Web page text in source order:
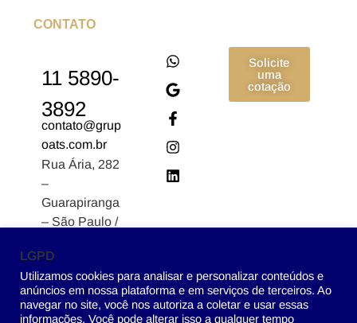
CONTATO
11 5890-
3892
contato@grup
oats.com.br
Rua Ária, 282
–
Guarapiranga
– São Paulo /
04902-170
Solicite
uma
cotação
LGPD
Utilizamos cookies para analisar e personalizar conteúdos e
anúncios em nossa plataforma e em serviços de terceiros. Ao
navegar no site, você nos autoriza a coletar e usar essas
informações. Você pode alterar isso a qualquer tempo